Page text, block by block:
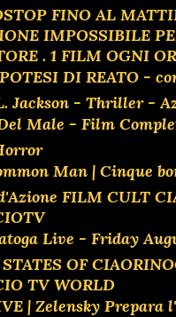
FINO AL
IMPOSSIBILE
. 1 FILM OGNI
DI REATO -
Jackson - Thriller -
Male - Film
Man | Cinque
FILM CULT
Live - Friday
OF
TV WORLD
| Zelensky Prepara